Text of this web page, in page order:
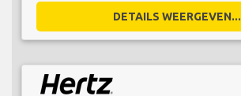
DETAILS WEERGEVEN...